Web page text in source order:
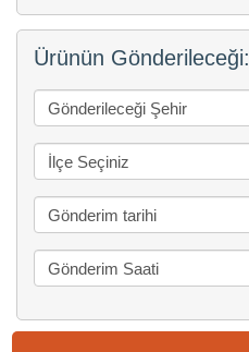
Ürünün Gönderileceği:
Gönderileceği Şehir
İlçe Seçiniz
Gönderim tarihi
Gönderim Saati